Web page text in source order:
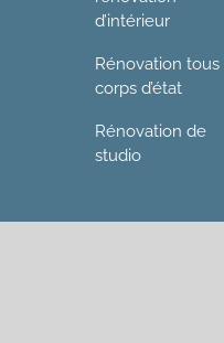
d’intérieur
Rénovation tous
corps d’état
Rénovation de
studio